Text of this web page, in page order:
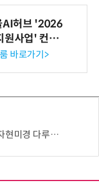
AI허브 '2026
원사업' 컨소
바로가기>
체험 제공 '주니어닥터' 현장